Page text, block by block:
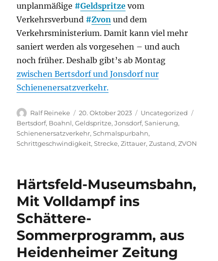
unplanmäßige #Geldspritze vom
Verkehrsverbund #Zvon und dem
Verkehrsministerium. Damit kann viel mehr
saniert werden als vorgesehen – und auch
noch früher. Deshalb gibt’s ab Montag
zwischen Bertsdorf und Jonsdorf nur
Schienenersatzverkehr.
Autor
Ralf Reineke
Veröffentlicht
am
20. Oktober 2023 Kategorien
Uncategorized
Bertsdorf, Boahnl,Geldspritze,Jonsdorf,Sanierung,
Schienenersatzverkehr,Schmalspurbahn,
Schrittgeschwindigkeit,Strecke,Zittauer,Zustand,ZVON
Härtsfeld-Museumsbahn,
Mit Volldampf ins
Schättere-
Sommerprogramm, aus
Heidenheimer Zeitung